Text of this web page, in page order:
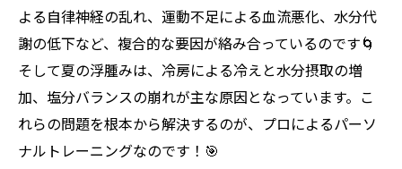
よる自律神経の乱れ、運動不足による血流悪化、水分代
謝の低下など、複合的な要因が絡み合っているのです🌀
そして夏の浮腫みは、冷房による冷えと水分摂取の増
加、塩分バランスの崩れが主な原因となっています。こ
れらの問題を根本から解決するのが、プロによるパーソ
ナルトレーニングなのです！🎯